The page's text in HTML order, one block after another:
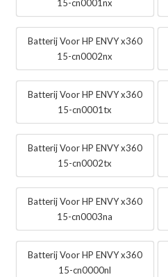
15-cn0001nx
Batterij Voor HP ENVY x360
15-cn0002nx
Batterij Voor HP ENVY x360
15-cn0001tx
Batterij Voor HP ENVY x360
15-cn0002tx
Batterij Voor HP ENVY x360
15-cn0003na
Batterij Voor HP ENVY x360
15-cn0000nl